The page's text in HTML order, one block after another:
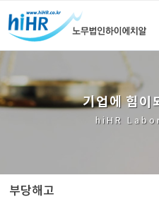
기업에 힘이
hiHR
부당해고